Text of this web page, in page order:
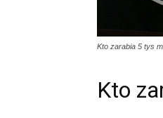
Kto zarabia 5 tys
Kto